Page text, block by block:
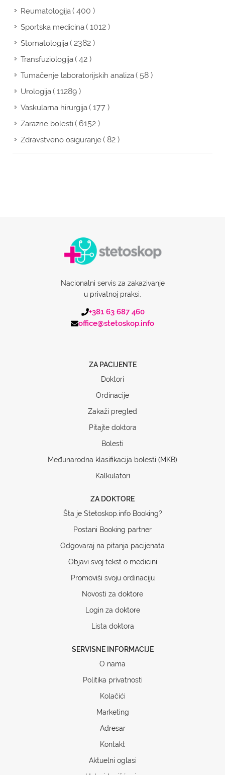
Reumatologija( 400 )
Sportska medicina( 1012 )
Stomatologija( 2382 )
Transfuziologija( 42 )
Tumačenje laboratorijskih analiza( 58 )
Urologija( 11289 )
Vaskularna hirurgija( 177 )
Zarazne bolesti( 6152 )
Zdravstveno osiguranje( 82 )
Nacionalni servis za zakazivanje
u privatnoj praksi.
+381 63 687 460
office@stetoskop.info
ZA PACIJENTE
Doktori
Ordinacije
Zakaži pregled
Pitajte doktora
Bolesti
Međunarodna klasifikacija bolesti (MKB)
Kalkulatori
ZA DOKTORE
Šta je Stetoskop.info Booking?
Postani Booking partner
Odgovaraj na pitanja pacijenata
Objavi svoj tekst o medicini
Promoviši svoju ordinaciju
Novosti za doktore
Login za doktore
Lista doktora
SERVISNE INFORMACIJE
O nama
Politika privatnosti
Kolačići
Marketing
Adresar
Kontakt
Aktuelni oglasi